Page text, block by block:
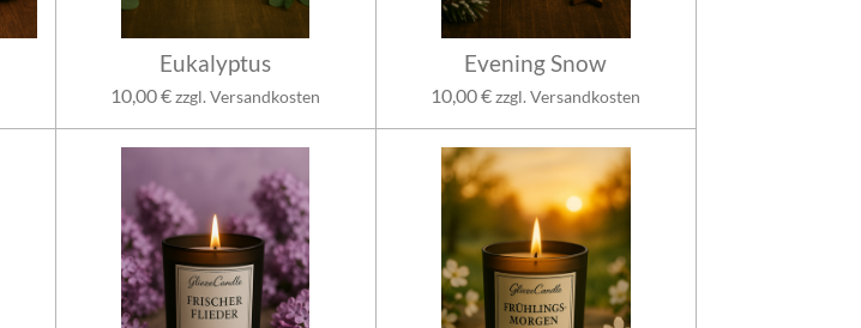
Eukalyptus
10,00 €zzgl. Versandkosten
Evening Snow
10,00 €zzgl. Versandkosten